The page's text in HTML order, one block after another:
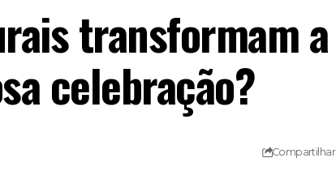
transformam a
celebração?
Compartilhar